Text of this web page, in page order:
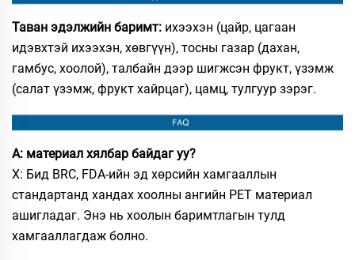
Таван эдэлжийн баримт: ихээхэн (цайр, цагаан
идэвхтэй ихээхэн, хөвгүүн), тосны газар (дахан,
гамбус, хоолой), талбайн дээр шигжсэн фрукт, үзэмж
(салат үзэмж, фрукт хайрцаг), цамц, тулгуур зэрэг.
А: материал хялбар байдаг уу?
Х: Бид BRC, FDA-ийн эд хөрсийн хамгааллын
стандартанд хандах хоолны ангийн PET материал
ашигладаг. Энэ нь хоолын баримтлагын тулд
хамгааллагдаж болно.